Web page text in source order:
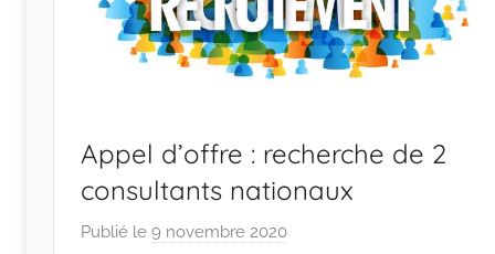
Appel d’offre : recherche de 2
consultants nationaux
Publié le 9 novembre 2020